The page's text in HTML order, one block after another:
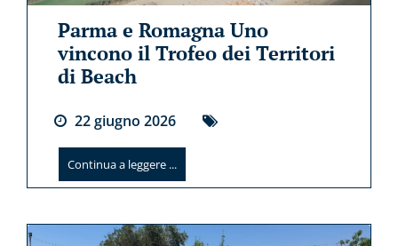
Parma e Romagna Uno
vincono il Trofeo dei Territori
di Beach
22giugno 2026
Continua a leggere ...